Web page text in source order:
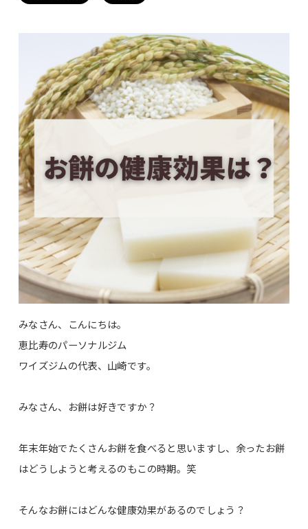
みなさん、こんにちは。
恵比寿のパーソナルジム
ワイズジムの代表、山崎です。
みなさん、お餅は好きですか？
年末年始でたくさんお餅を食べると思いますし、余ったお餅
はどうしようと考えるのもこの時期。笑
そんなお餅にはどんな健康効果があるのでしょう？